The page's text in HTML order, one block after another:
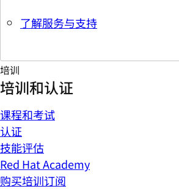
了解服务与支持
培训
培训和认证
课程和考试
认证
技能评估
Red Hat Academy
购买培训订阅